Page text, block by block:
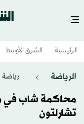
الرئيسية الشرق الأوسط​
الرياضة رياضة
محاكمة شاب في
تشارلتون